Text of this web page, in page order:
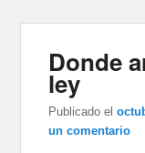
Donde
ley
Publicado el
un comentario